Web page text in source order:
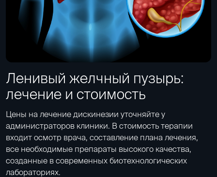
Ленивый желчный пузырь:
лечение и стоимость
Цены на лечение дискинезии уточняйте у
администраторов клиники. В стоимость терапии
входит осмотр врача, составление плана лечения,
все необходимые препараты высокого качества,
созданные в современных биотехнологических
лабораториях.